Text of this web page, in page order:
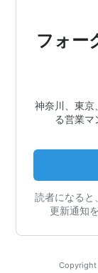
フォー
神奈川、東京
る営業マ
読者になると
更新通知
Copyright